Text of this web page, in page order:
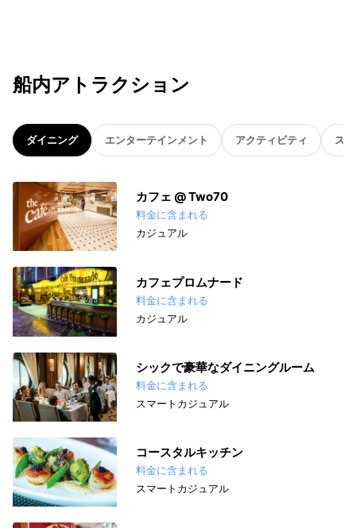
船内アトラクション
ダイニング エンターテインメント アクティビティ ス
カフェ @ Two70
料金に含まれる
カジュアル
カフェプロムナード
料金に含まれる
カジュアル
シックで豪華なダイニングルーム
料金に含まれる
スマートカジュアル
コースタルキッチン
料金に含まれる
スマートカジュアル